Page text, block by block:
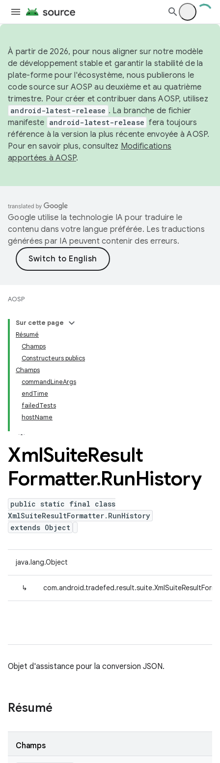
À partir de 2026, pour nous aligner sur notre modèle
de développement stable et garantir la stabilité de la
plate-forme pour l'écosystème, nous publierons le
code source sur AOSP au deuxième et au quatrième
trimestre. Pour créer et contribuer dans AOSP, utilisez
android-latest-release . La branche de fichier
manifeste android-latest-release fera toujours
référence à la version la plus récente envoyée à AOSP.
Pour en savoir plus, consultez Modifications
apportées à AOSP.
Google utilise la technologie IA pour traduire le
contenu dans votre langue préférée. Les traductions
générées par IA peuvent contenir des erreurs.
AOSP
Sur cette page
Résumé
Champs
Constructeurs publics
Champs
commandLineArgs
endTime
failedTests
hostName
XmlSuiteResult
Formatter.RunHistory
public static final class
XmlSuiteResultFormatter.RunHistory
extends Object
java.lang.Object
↳
Objet d'assistance pour la conversion JSON.
Résumé
Champs